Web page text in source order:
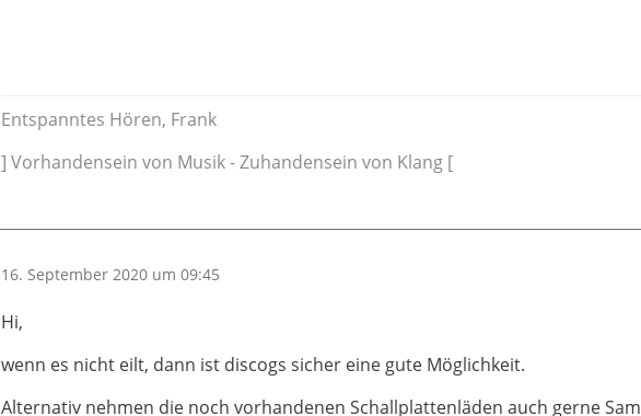
Entspanntes Hören, Frank
] Vorhandensein von Musik - Zuhandensein von Klang [
16. September 2020 um 09:45
Hi,
wenn es nicht eilt, dann ist discogs sicher eine gute Möglichkeit.
Alternativ nehmen die noch vorhandenen Schallplattenläden auch gerne